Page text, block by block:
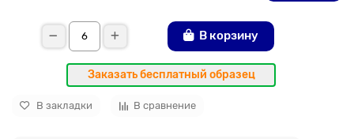
В корзину
Заказать бесплатный образец
В закладки В сравнение